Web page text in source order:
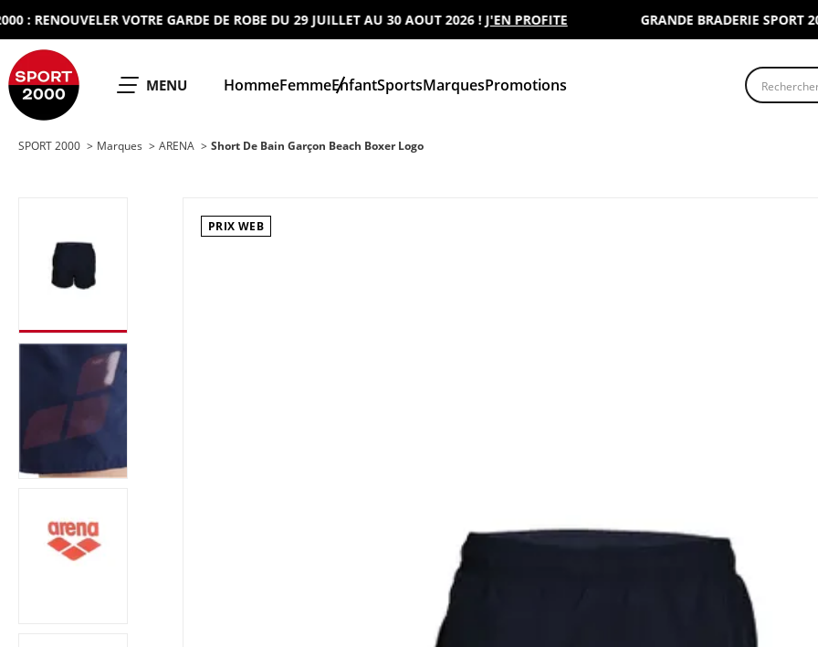
RENOUVELER VOTRE GARDE DE ROBE DU 29 JUILLET AU 30 AOUT 2026 !J'EN PROFITE GRANDE BRADERIE SPORT
OUVRIR LE
MENU HommeFemmeEnfantSportsMarquesPromotions
SPORT 2000 Marques ARENA Short De Bain Garçon Beach Boxer Logo
PRIX WEB